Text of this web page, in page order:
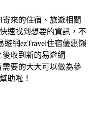
寄來的住宿、旅遊相關
速找到想要的資訊，不
網ezTravel住宿優惠懶
後收到新的易遊網
需要的大大可以做為參
助啦！